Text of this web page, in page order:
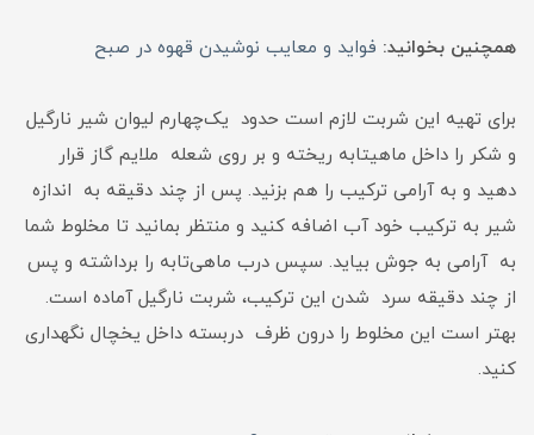
همچنین بخوانید: فواید و معایب نوشیدن قهوه در صبح
برای تهیه این شربت لازم است حدود یک‌چهارم لیوان شیر نارگیل
و شکر را داخل ماهیتابه ریخته و بر روی شعله ملایم گاز قرار
دهید و به آرامی ترکیب را هم بزنید. پس از چند دقیقه به‌ اندازه
شیر به ترکیب خود آب اضافه کنید و منتظر بمانید تا مخلوط شما
به‌ آرامی به جوش بیاید. سپس درب ماهی‌تابه را برداشته و پس
از چند دقیقه سرد شدن این ترکیب، شربت نارگیل آماده است.
بهتر است این مخلوط را درون ظرف دربسته داخل یخچال نگهداری
کنید.